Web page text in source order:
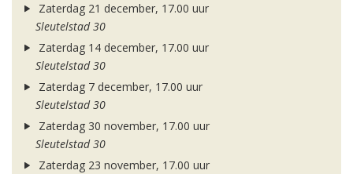
Zaterdag 21 december, 17.00 uur
Sleutelstad 30
Zaterdag 14 december, 17.00 uur
Sleutelstad 30
Zaterdag 7 december, 17.00 uur
Sleutelstad 30
Zaterdag 30 november, 17.00 uur
Sleutelstad 30
Zaterdag 23 november, 17.00 uur